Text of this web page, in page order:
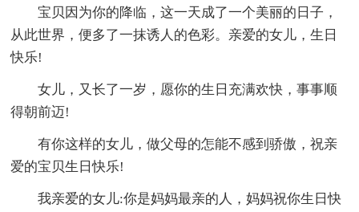
宝贝因为你的降临，这一天成了一个美丽的日子，
从此世界，便多了一抹诱人的色彩。亲爱的女儿，生日
快乐!
女儿，又长了一岁，愿你的生日充满欢快，事事顺
得朝前迈!
有你这样的女儿，做父母的怎能不感到骄傲，祝亲
爱的宝贝生日快乐!
我亲爱的女儿:你是妈妈最亲的人，妈妈祝你生日快